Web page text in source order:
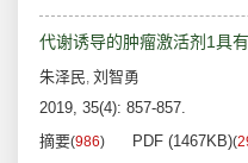
代谢诱导的肿瘤激活剂1具
朱泽民, 刘智勇
2019, 35(4): 857-857.
摘要(986) PDF (1467KB)(